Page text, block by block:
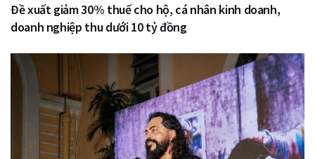
Đề xuất giảm 30% thuế cho hộ, cá nhân kinh doanh,
doanh nghiệp thu dưới 10 tỷ đồng